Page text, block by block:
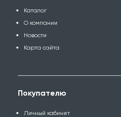
Каталог
О компании
Новости
Карта сайта
Покупателю
Личный кабинет